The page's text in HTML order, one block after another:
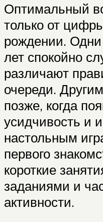
Оптимальный
только от
рождении.
лет спокойно
различают
очереди.
позже, когда
усидчивость и
настольным
первого
короткие
заданиями и
активности.